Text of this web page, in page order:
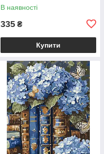
В наявності
335 ₴
Купити